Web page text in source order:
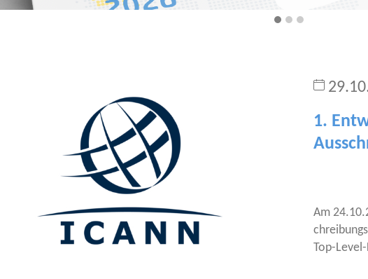
1.
Am
Top-